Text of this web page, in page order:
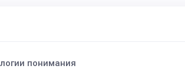
понимания